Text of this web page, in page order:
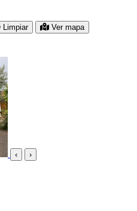
para ir a su página
Limpiar Ver mapa
‹ ›